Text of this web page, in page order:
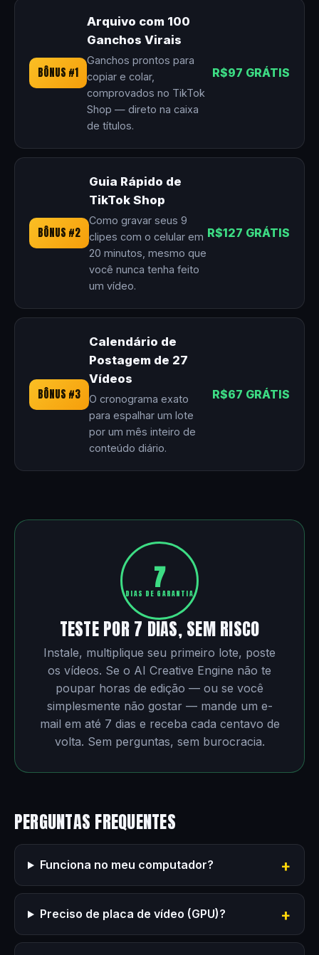
BÔNUS #1
Arquivo com 100
Ganchos Virais
Ganchos prontos para
copiar e colar,
comprovados no TikTok
Shop — direto na caixa
de títulos.
R$97 GRÁTIS
BÔNUS #2
Guia Rápido de
TikTok Shop
Como gravar seus 9
clipes com o celular em
20 minutos, mesmo que
você nunca tenha feito
um vídeo.
R$127 GRÁTIS
BÔNUS #3
Calendário de
Postagem de 27
Vídeos
O cronograma exato
para espalhar um lote
por um mês inteiro de
conteúdo diário.
R$67 GRÁTIS
7
DIAS DE GARANTIA
TESTE POR 7 DIAS, SEM RISCO
Instale, multiplique seu primeiro lote, poste
os vídeos. Se o AI Creative Engine não te
poupar horas de edição — ou se você
simplesmente não gostar — mande um e-
mail em até 7 dias e receba cada centavo de
volta. Sem perguntas, sem burocracia.
PERGUNTAS FREQUENTES
Funciona no meu computador?
Preciso de placa de vídeo (GPU)?